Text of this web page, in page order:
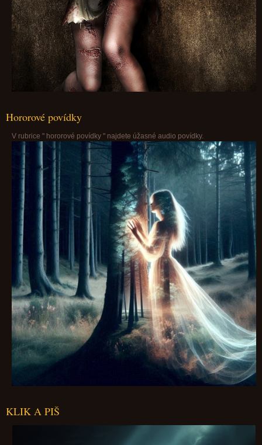
Hororové povídky
V rubrice " hororové povídky " najdete úžasné audio povídky.
KLIK A PIŠ